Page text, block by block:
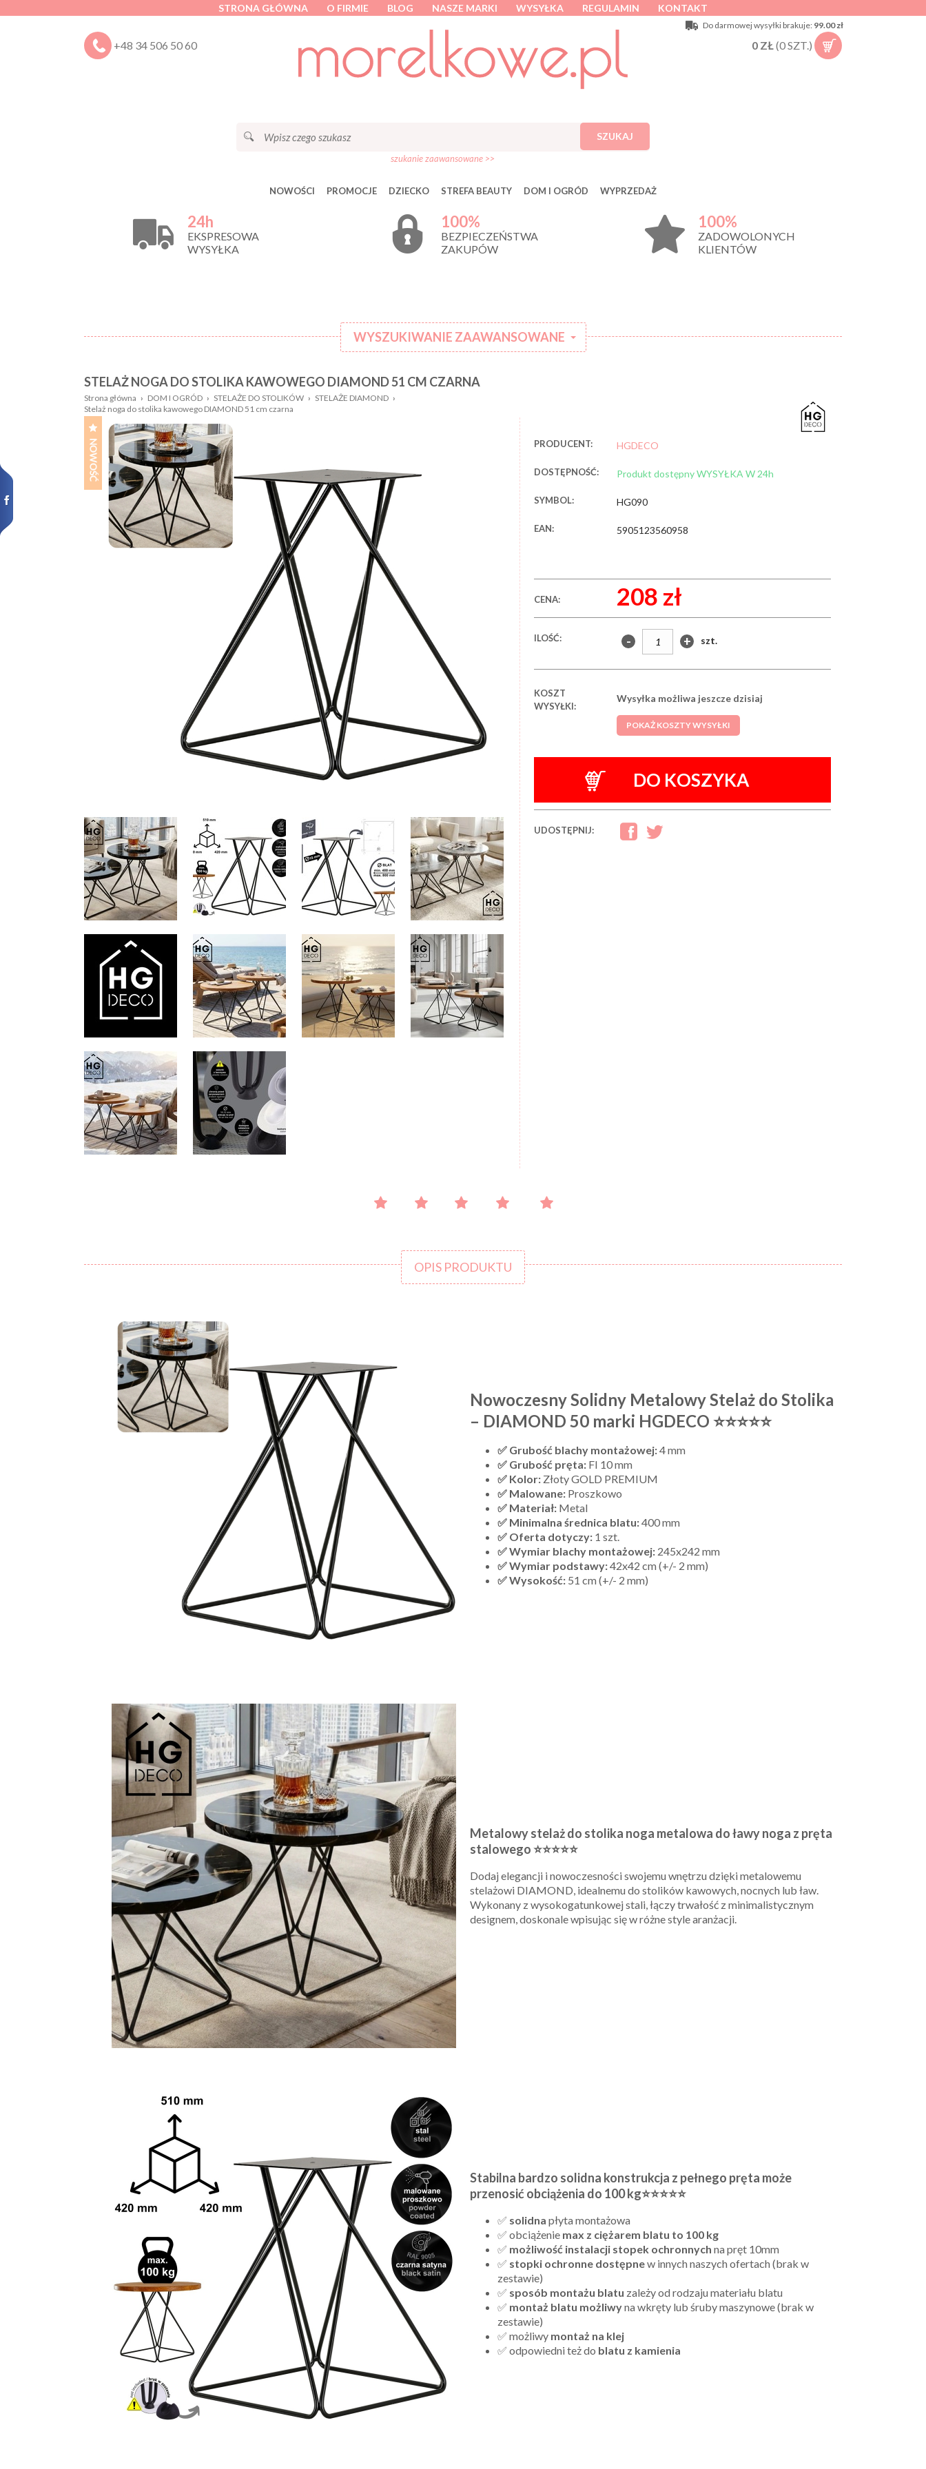
STRONA GŁÓWNA O FIRMIE BLOG NASZE MARKI WYSYŁKA REGULAMIN KONTAKT
+48 34 506 50 60
Do darmowej wysyłki brakuje: 99.00 zł
0 ZŁ(0SZT.)
SZUKAJ
szukanie zaawansowane >>
NOWOŚCI PROMOCJE DZIECKO STREFA BEAUTY DOM I OGRÓD WYPRZEDAŻ
24h
EKSPRESOWA
WYSYŁKA
100%
BEZPIECZEŃSTWA
ZAKUPÓW
100%
ZADOWOLONYCH
KLIENTÓW
WYSZUKIWANIE ZAAWANSOWANE
Nazwa:
Wiek
dziecka:
Rozmiar:
Nowości,
promocje:
Płeć:
Kolor:
Kategoria:
STELAŻ NOGA DO STOLIKA KAWOWEGO DIAMOND 51 CM CZARNA
Strona główna › DOM I OGRÓD › STELAŻE DO STOLIKÓW › STELAŻE DIAMOND ›
Stelaż noga do stolika kawowego DIAMOND 51 cm czarna
PRODUCENT: HGDECO
DOSTĘPNOŚĆ: Produkt dostępny WYSYŁKA W 24h
SYMBOL: HG090
EAN: 5905123560958
CENA: 208 zł
ILOŚĆ: - + szt.
KOSZT
WYSYŁKI:
Wysyłka możliwa jeszcze dzisiaj
POKAŻ KOSZTY WYSYŁKI
DO KOSZYKA
UDOSTĘPNIJ:
OPIS PRODUKTU
Nowoczesny Solidny Metalowy Stelaż do Stolika
– DIAMOND 50 marki HGDECO ⭐⭐⭐⭐⭐
✅ Grubość blachy montażowej:4 mm
✅ Grubość pręta: FI 10 mm
✅ Kolor: Złoty GOLD PREMIUM
✅ Malowane: Proszkowo
✅ Materiał: Metal
✅ Minimalna średnica blatu:400 mm
✅ Oferta dotyczy: 1 szt.
✅ Wymiar blachy montażowej: 245x242 mm
✅ Wymiar podstawy:42x42 cm (+/- 2 mm)
✅ Wysokość: 51 cm (+/- 2 mm)
Metalowy stelaż do stolika noga metalowa do ławy noga z pręta
stalowego ⭐⭐⭐⭐⭐
Dodaj elegancji i nowoczesności swojemu wnętrzu dzięki metalowemu
stelażowi DIAMOND, idealnemu do stolików kawowych, nocnych lub ław.
Wykonany z wysokogatunkowej stali, łączy trwałość z minimalistycznym
designem, doskonale wpisując się w różne style aranżacji.
Stabilna bardzo solidna konstrukcja z pełnego pręta może
przenosić obciążenia do 100 kg⭐⭐⭐⭐⭐
✅ solidna płyta montażowa
✅ obciążenie max z ciężarem blatu to 100 kg
✅ możliwość instalacji stopek ochronnych na pręt 10mm
✅ stopki ochronne dostępnew innych naszych ofertach (brak w
zestawie)
✅ sposób montażu blatu zależy od rodzaju materiału blatu
✅ montaż blatu możliwyna wkręty lub śruby maszynowe (brak w
zestawie)
✅ możliwy montaż na klej
✅ odpowiedni też do blatu z kamienia